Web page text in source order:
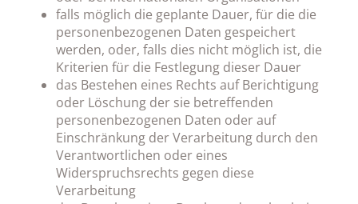
falls möglich die geplante Dauer, für die die
personenbezogenen Daten gespeichert
werden, oder, falls dies nicht möglich ist, die
Kriterien für die Festlegung dieser Dauer
das Bestehen eines Rechts auf Berichtigung
oder Löschung der sie betreffenden
personenbezogenen Daten oder auf
Einschränkung der Verarbeitung durch den
Verantwortlichen oder eines
Widerspruchsrechts gegen diese
Verarbeitung